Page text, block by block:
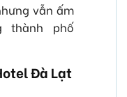
vẫn ấm
thành phố
Đà Lạt